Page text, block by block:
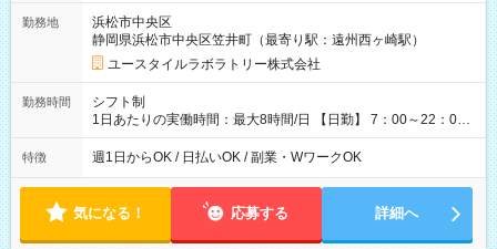
5,600円 【試用期間】試用期間あり 試用期間の長さ：2ヶ月
※ 雇用形態と給与に、本採用時と異なる部分があります。 雇用
形態：本採用時と同じです。 給与：時給 1,100円以上
勤務地
浜松市中央区
静岡県浜松市中央区笠井町（最寄り駅：遠州西ヶ崎駅）
ユースタイルラボラトリー株式会社
勤務時間
シフト制
1日あたりの実働時間：最大8時間/日 【日勤】 7：00～22：00
の間で8時間勤務（休憩時間は法定通り） ※週1日～OK ／ 夜勤
なし ＊＊ 勤務時間例 ＊＊ ■8時から17時 ■9時から18時 ■10
定（毎週同じ曜日勤務）
特徴 週1日からOK / 日払いOK / 副業・WワークOK
気になる！ 応募する 詳細へ